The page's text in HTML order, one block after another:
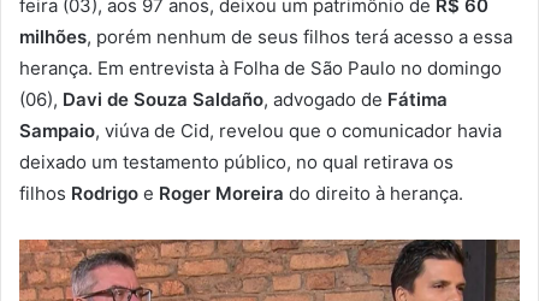
feira (03), aos 97 anos, deixou um patrimônio de R$ 60
milhões, porém nenhum de seus filhos terá acesso a essa
herança. Em entrevista à Folha de São Paulo no domingo
(06), Davi de Souza Saldaño, advogado de Fátima
Sampaio, viúva de Cid, revelou que o comunicador havia
deixado um testamento público, no qual retirava os
filhos Rodrigo e Roger Moreira do direito à herança.